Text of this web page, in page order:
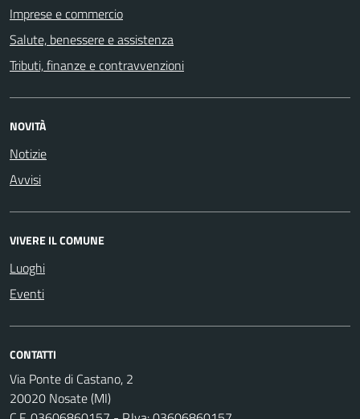
Imprese e commercio
Salute, benessere e assistenza
Tributi, finanze e contravvenzioni
NOVITÀ
Notizie
Avvisi
VIVERE IL COMUNE
Luoghi
Eventi
CONTATTI
Via Ponte di Castano, 2
20020 Nosate (MI)